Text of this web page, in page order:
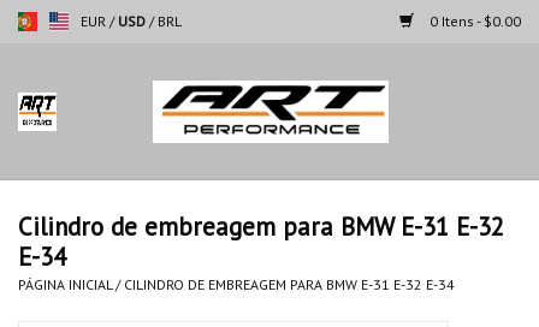
EUR / USD / BRL 0 Itens - $0.00
Página inicial
Motocicletas
Automoveis
Cilindro de embreagem para BMW E-31 E-32
E-34
PÁGINA INICIAL / CILINDRO DE EMBREAGEM PARA BMW E-31 E-32 E-34